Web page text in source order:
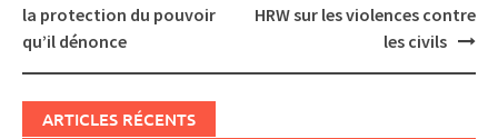
la protection du pouvoir
qu’il dénonce
HRW sur les violences contre
les civils
ARTICLES RÉCENTS